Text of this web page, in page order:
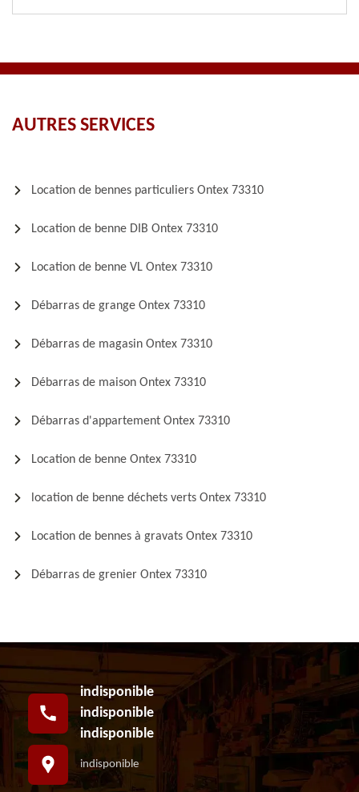
AUTRES SERVICES
Location de bennes particuliers Ontex 73310
Location de benne DIB Ontex 73310
Location de benne VL Ontex 73310
Débarras de grange Ontex 73310
Débarras de magasin Ontex 73310
Débarras de maison Ontex 73310
Débarras d'appartement Ontex 73310
Location de benne Ontex 73310
location de benne déchets verts Ontex 73310
Location de bennes à gravats Ontex 73310
Débarras de grenier Ontex 73310
indisponible
indisponible
indisponible
indisponible